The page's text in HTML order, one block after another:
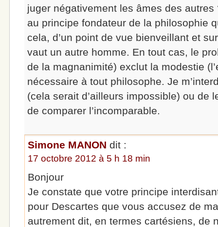
juger négativement les âmes des autres
au principe fondateur de la philosophie
cela, d’un point de vue bienveillant et
vaut un autre homme. En tout cas, le
de la magnanimité) exclut la modestie
nécessaire à tout philosophe. Je
(cela serait d’ailleurs impossible) ou de
de comparer l’incomparable.
Simone MANON dit :
17 octobre 2012 à 5 h 18 min
Bonjour
Je constate que votre principe
pour Descartes que vous accusez de
autrement dit, en termes cartésiens, de